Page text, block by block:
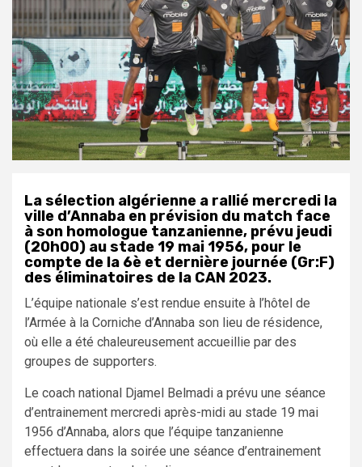
La sélection algérienne a rallié mercredi la
ville d’Annaba en prévision du match face
à son homologue tanzanienne, prévu jeudi
(20h00) au stade 19 mai 1956, pour le
compte de la 6è et dernière journée (Gr:F)
des éliminatoires de la CAN 2023.
L’équipe nationale s’est rendue ensuite à l’hôtel de
l’Armée à la Corniche d’Annaba son lieu de résidence,
où elle a été chaleureusement accueillie par des
groupes de supporters.
Le coach national Djamel Belmadi a prévu une séance
d’entrainement mercredi après-midi au stade 19 mai
1956 d’Annaba, alors que l’équipe tanzanienne
effectuera dans la soirée une séance d’entrainement